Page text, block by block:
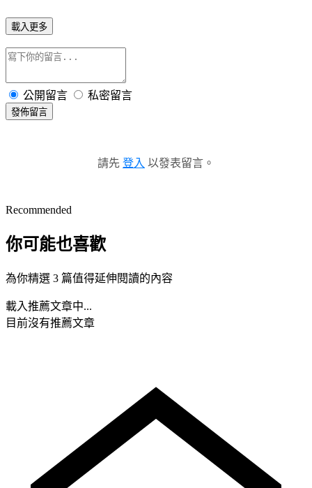
載入更多
公開留言 私密留言
發佈留言
請先 登入 以發表留言。
Recommended
你可能也喜歡
為你精選 3 篇值得延伸閱讀的內容
載入推薦文章中...
目前沒有推薦文章